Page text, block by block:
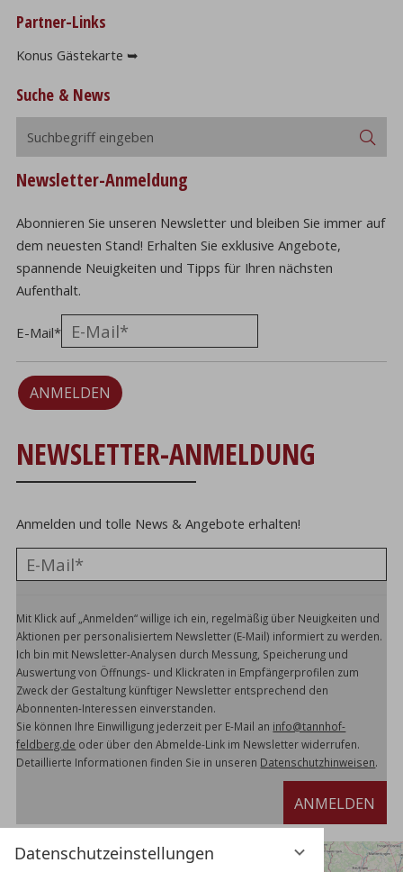
Datenschutzeinstellungen
Partner-Links
Konus Gästekarte ➥
Suche & News
Newsletter-Anmeldung
Abonnieren Sie unseren Newsletter und bleiben Sie immer auf
dem neuesten Stand! Erhalten Sie exklusive Angebote,
spannende Neuigkeiten und Tipps für Ihren nächsten
Aufenthalt.
E-Mail*
ANMELDEN
NEWSLETTER-ANMELDUNG
Anmelden und tolle News & Angebote erhalten!
Mit Klick auf „Anmelden“ willige ich ein, regelmäßig über Neuigkeiten und
Aktionen per personalisiertem Newsletter (E-Mail) informiert zu werden.
Ich bin mit Newsletter-Analysen durch Messung, Speicherung und
Auswertung von Öffnungs- und Klickraten in Empfängerprofilen zum
Zweck der Gestaltung künftiger Newsletter entsprechend den
Abonnenten-Interessen einverstanden.
Sie können Ihre Einwilligung jederzeit per E-Mail an info@tannhof-
feldberg.de oder über den Abmelde-Link im Newsletter widerrufen.
Detaillierte Informationen finden Sie in unseren Datenschutzhinweisen.
ANMELDEN